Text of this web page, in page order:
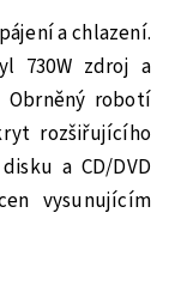
a chlazení.
730W zdroj a
Obrněný robotí
rozšiřujícího
a CD/DVD
vysunujícím